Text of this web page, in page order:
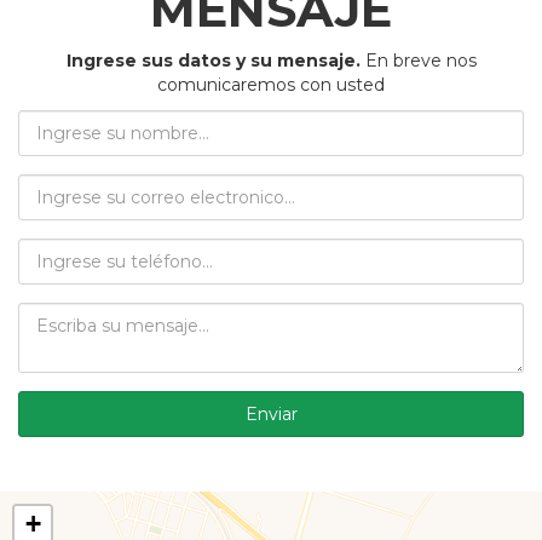
Ingrese sus datos y su mensaje.En breve nos
comunicaremos con usted
Enviar
+